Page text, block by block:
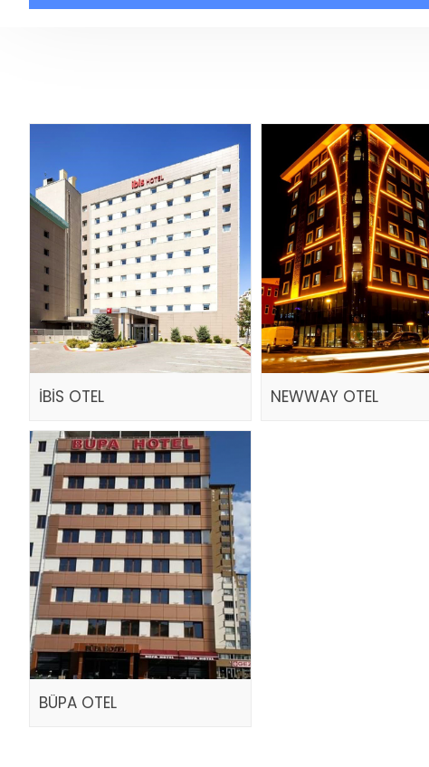
İBİS OTEL NEWWAY OTEL
BÜPA OTEL